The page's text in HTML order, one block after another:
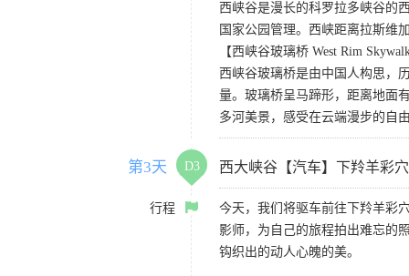
西峡谷是漫长的科罗拉多峡谷的
国家公园管理。西峡距离拉斯维
【西峡谷玻璃桥 West Rim
西峡谷玻璃桥是由中国人构思，
量。玻璃桥呈马蹄形，距离地面
多河美景，感受在云端漫步的自
第3天 D3 西大峡谷【汽车】下羚羊彩
行程
今天，我们将驱车前往下羚羊彩
影师，为自己的旅程拍出难忘的
钩织出的动人心魄的美。